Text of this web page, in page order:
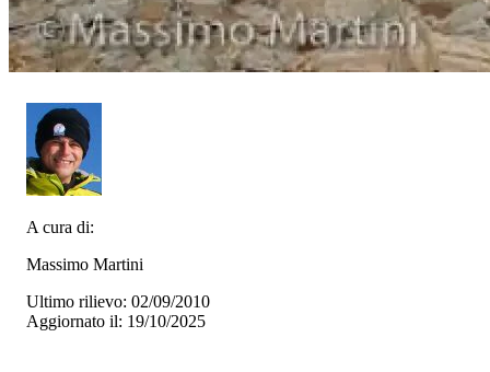
A cura di:
Massimo Martini
Ultimo rilievo: 02/09/2010
Aggiornato il: 19/10/2025